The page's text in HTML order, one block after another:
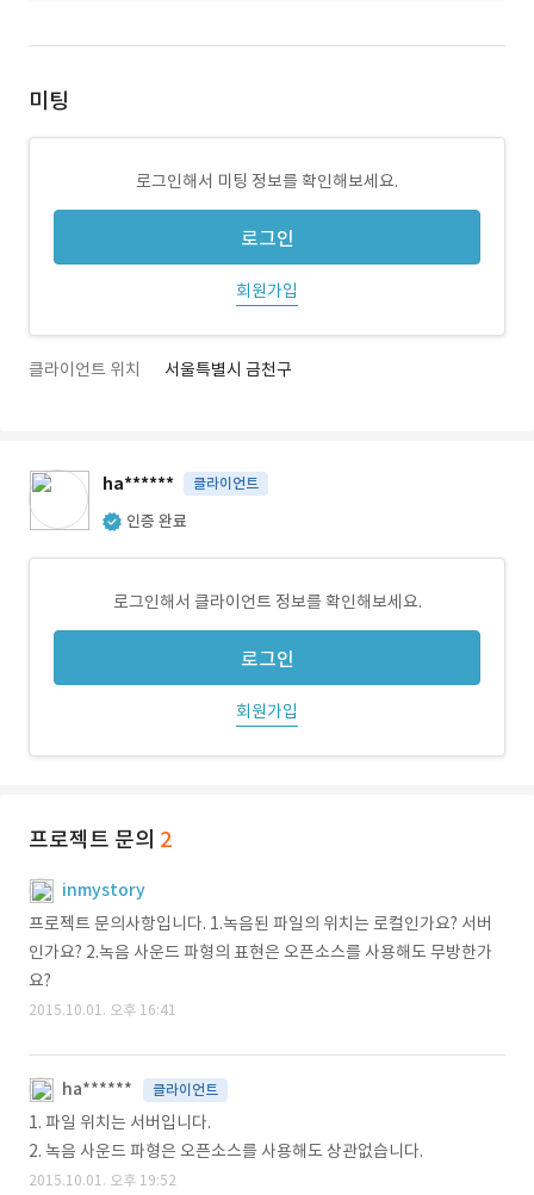
미팅
로그인해서 미팅 정보를 확인해보세요.
로그인
회원가입
클라이언트 위치 서울특별시 금천구
ha****** 클라이언트
인증 완료
로그인해서 클라이언트 정보를 확인해보세요.
로그인
회원가입
프로젝트 문의 2
inmystory
프로젝트 문의사항입니다. 1.녹음된 파일의 위치는 로컬인가요? 서버
인가요? 2.녹음 사운드 파형의 표현은 오픈소스를 사용해도 무방한가
요?
2015.10.01. 오후 16:41
ha****** 클라이언트
1. 파일 위치는 서버입니다.
2. 녹음 사운드 파형은 오픈소스를 사용해도 상관없습니다.
2015.10.01. 오후 19:52